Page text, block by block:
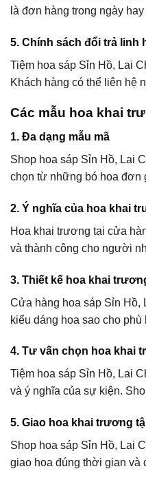
là đơn hàng trong ngày
5. Chính sách đổi trả linh
Tiệm hoa sáp Sỉn Hồ, Lai
Khách hàng có thể liên hệ
Các mẫu hoa khai
1. Đa dạng mẫu mã
Shop hoa sáp Sỉn Hồ, Lai
chọn từ những bó hoa đơn
2. Ý nghĩa của hoa khai
Hoa khai trương tại cửa
và thành công cho người
3. Thiết kế hoa khai
Cửa hàng hoa sáp Sỉn Hồ,
kiểu dáng hoa sao cho
4. Tư vấn chọn hoa khai
Tiệm hoa sáp Sỉn Hồ, Lai
và ý nghĩa của sự kiện.
5. Giao hoa khai trương
Shop hoa sáp Sỉn Hồ, Lai
giao hoa đúng thời gian và